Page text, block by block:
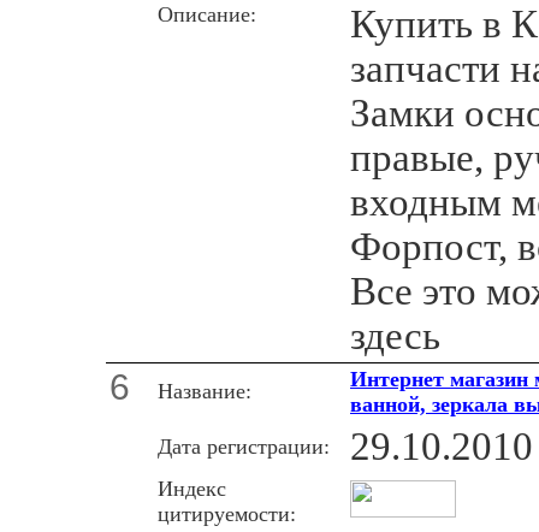
Описание:
Купить в
запчасти
Замки
правые,
входным
Форпост,
Все это
здесь
6 Название:
Интернет
ванной, зеркала
Дата регистрации:
29.10.2010
Индекс
цитируемости: